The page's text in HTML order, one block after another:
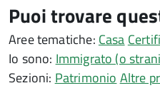
Puoi trovare
Aree tematiche: Casa
Io sono: Immigrato (o
Sezioni: Patrimonio Altre